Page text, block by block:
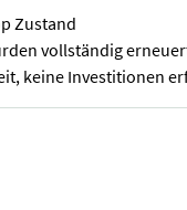
Zustand
vollständig
keine Investitionen
– Top